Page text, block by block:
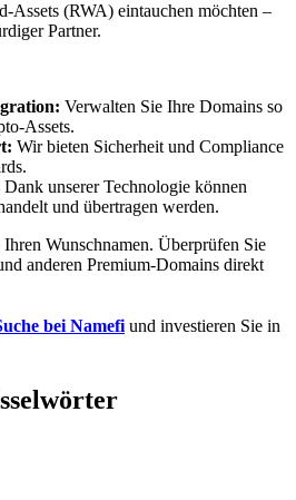
Assets (RWA) eintauchen möchten –
Partner.
Verwalten Sie Ihre Domains so
Assets.
Wir bieten Sicherheit und Compliance
Dank unserer Technologie können
und übertragen werden.
Wunschnamen. Überprüfen Sie
anderen Premium-Domains direkt
bei Namefi und investieren Sie in